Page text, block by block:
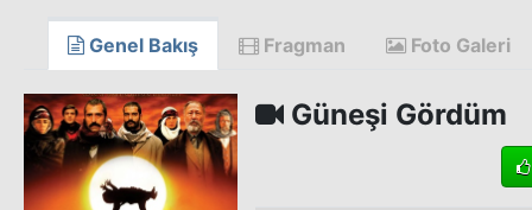
Genel Bakış Fragman Foto Galeri
Güneşi Gördüm